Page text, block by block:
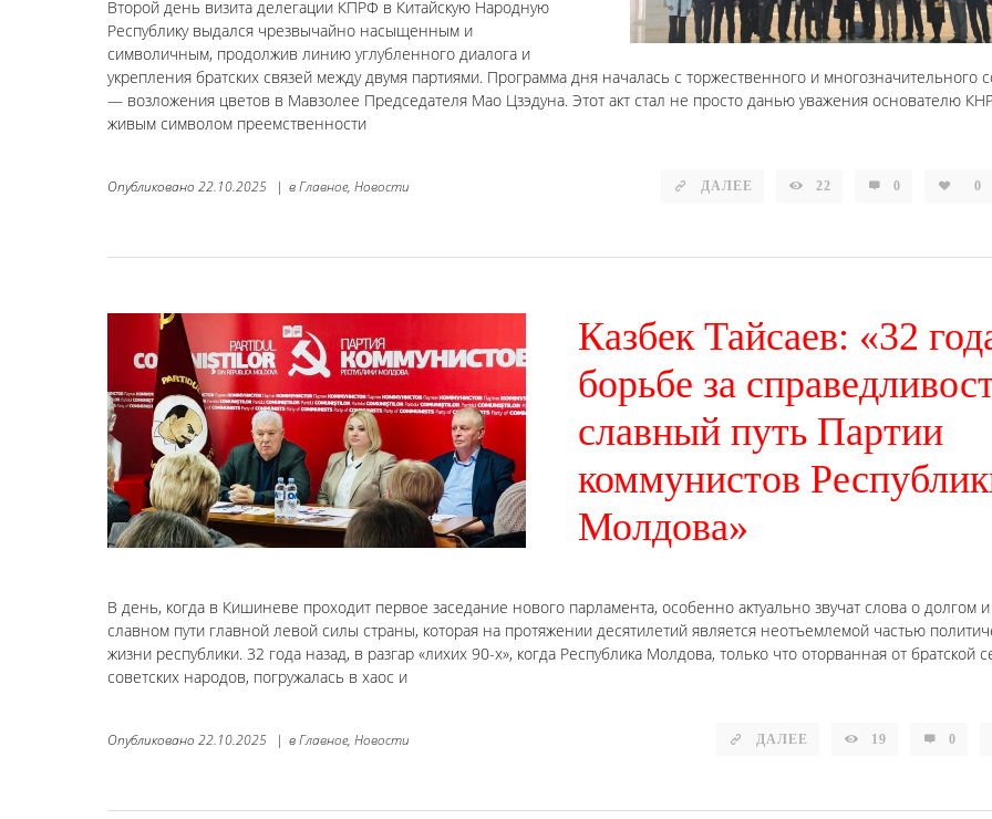
Второй день визита делегации КПРФ в Китайскую Народную
Республику выдался чрезвычайно насыщенным и
символичным, продолжив линию углубленного диалога и
укрепления братских связей между двумя партиями. Программа дня началась с торжественного и многозначительного
— возложения цветов в Мавзолее Председателя Мао Цзэдуна. Этот акт стал не просто данью уважения основателю
живым символом преемственности
ДАЛЕЕ 22 0 0
Опубликовано 22.10.2025 | вГлавное, Новости
Казбек Тайсаев: «32
борьбе за
славный путь Партии
коммунистов
Молдова»
В день, когда в Кишиневе проходит первое заседание нового парламента, особенно актуально звучат слова о долгом и
славном пути главной левой силы страны, которая на протяжении десятилетий является неотъемлемой частью
жизни республики. 32 года назад, в разгар «лихих 90-х», когда Республика Молдова, только что оторванная от братской
советских народов, погружалась в хаос и
ДАЛЕЕ 19 0
Опубликовано 22.10.2025 | вГлавное, Новости